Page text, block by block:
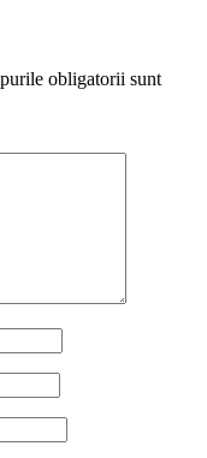
obligatorii sunt